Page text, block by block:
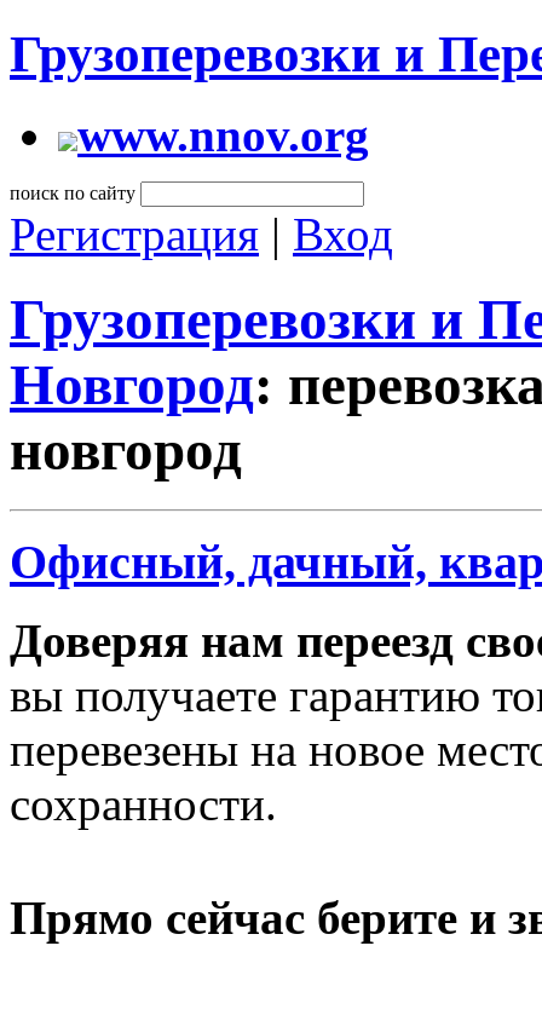
Грузоперевозки и
www.nnov.org
поиск по сайту
Регистрация | Вход
Грузоперевозки и
Новгород:
новгород
Офисный, дачный,
Доверяя нам переезд
вы получаете гарантию
перевезены на новое
сохранности.
Прямо сейчас берите и